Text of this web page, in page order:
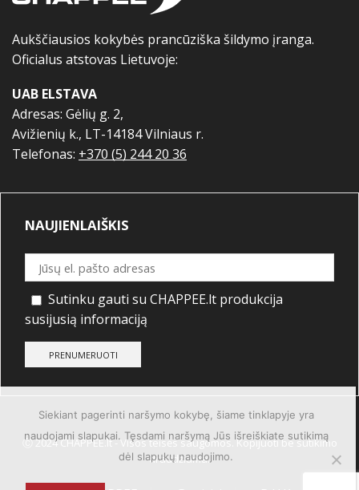
Aukščiausios kokybės prancūziška šildymo įranga.
Oficialus atstovas Lietuvoje:
UAB ELSTAVA
Adresas: Gėlių g. 2,
Avižienių k., LT-14184 Vilniaus r.
Telefonas: +370 (5) 244 20 36
NAUJIENLAIŠKIS
Sutinku gauti su CHAPPEE.lt produkcija
susijusią informaciją
Ⓒ 2024 CHAPPEE.lt - Visos teisės saugomos. Kopijuoti be sutikimo
draudžiama.
Siekiant pagerinti naršymo kokybę, šiame tinklapyje yra
naudojami slapukai. Tęsdami naršymą Jūs išreiškiate sutikimą
dėl slapukų naudojimo.